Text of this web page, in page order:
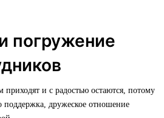
погружение
приходят и с радостью остаются, потому
дружеское отношение